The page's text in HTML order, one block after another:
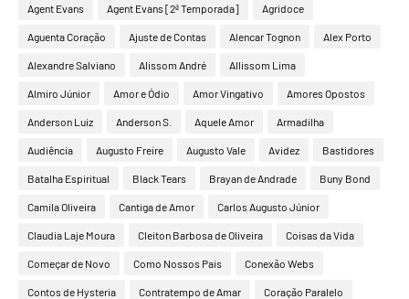
Agent Evans Agent Evans [2ª Temporada] Agridoce
Aguenta Coração Ajuste de Contas Alencar Tognon Alex Porto
Alexandre Salviano Alissom André Allissom Lima
Almiro Júnior Amor e Ódio Amor Vingativo Amores Opostos
Anderson Luiz Anderson S. Aquele Amor Armadilha
Audiência Augusto Freire Augusto Vale Avidez Bastidores
Batalha Espiritual Black Tears Brayan de Andrade Buny Bond
Camila Oliveira Cantiga de Amor Carlos Augusto Júnior
Claudia Laje Moura Cleiton Barbosa de Oliveira Coisas da Vida
Começar de Novo Como Nossos Pais Conexão Webs
Contos de Hysteria Contratempo de Amar Coração Paralelo